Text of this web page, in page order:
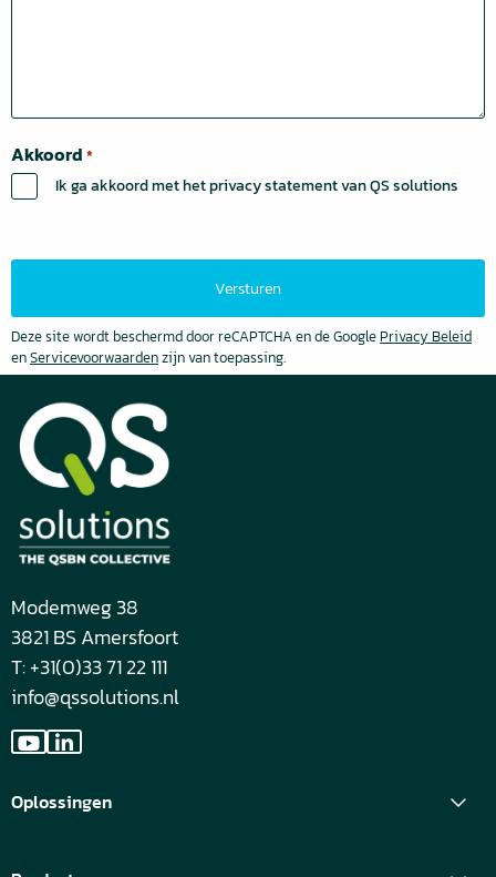
Akkoord *
Ik ga akkoord met het privacy statement van QS solutions
Deze site wordt beschermd door reCAPTCHA en de GooglePrivacy Beleid
enServicevoorwaardenzijn van toepassing.
Modemweg 38
3821 BS Amersfoort
T: +31(0)33 71 22 111
info@qssolutions.nl
Ga
YouTube
Ga
LinkedIn
Oplossingen